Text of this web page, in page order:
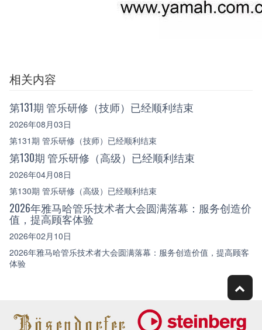
相关内容
第131期 管乐研修（技师）已经顺利结束
2026年08月03日
第131期 管乐研修（技师）已经顺利结束
第130期 管乐研修（高级）已经顺利结束
2026年04月08日
第130期 管乐研修（高级）已经顺利结束
2026年雅马哈管乐技术者大会圆满落幕：服务创造价
值，提高顾客体验
2026年02月10日
2026年雅马哈管乐技术者大会圆满落幕：服务创造价值，提高顾客
体验